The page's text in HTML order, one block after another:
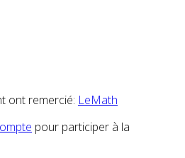
ont remercié: LeMath
pour participer à la